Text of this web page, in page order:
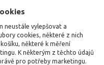
neustále vylepšovat a
cookies, některé z nich
některé k měření
K některým z těchto údajů
pro potřeby marketingu.